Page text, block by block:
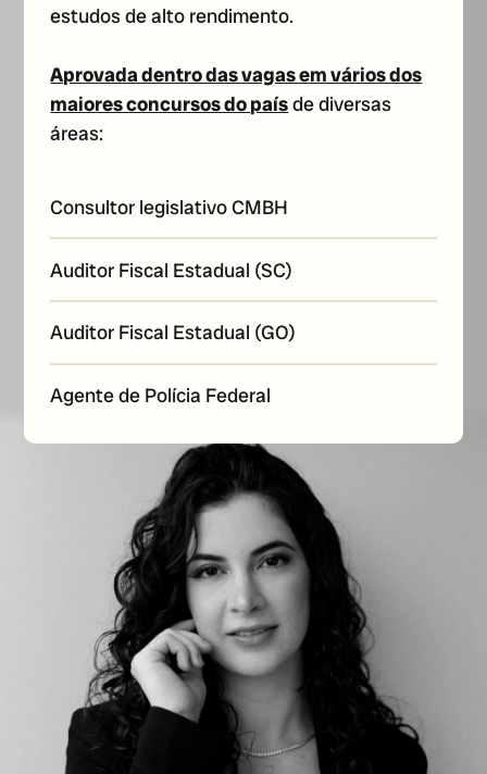
estudos de alto rendimento.
Aprovada dentro das vagas em vários dos
maiores concursos do paísde diversas
áreas:
Consultor legislativo CMBH
Auditor Fiscal Estadual (SC)
Auditor Fiscal Estadual (GO)
Agente de Polícia Federal